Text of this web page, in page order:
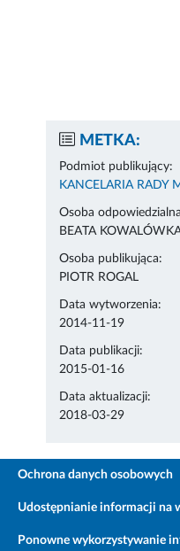
METKA:
Podmiot publikujący:
KANCELARIA RADY
Osoba
BEATA
Osoba publikująca:
PIOTR ROGAL
Data wytworzenia:
2014-11-19
Data publikacji:
2015-01-16
Data aktualizacji:
2018-03-29
Ochrona danych osobowych
Udostępnianie informacji na
Ponowne wykorzystywanie